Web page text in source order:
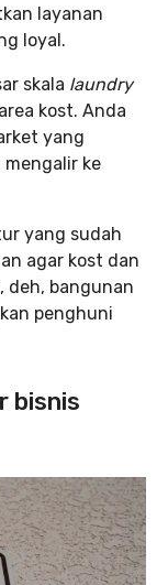
layanan
loyal.
skala laundry
kost. Anda
yang
ke
yang sudah
agar kost dan
deh, bangunan
penghuni
bisnis